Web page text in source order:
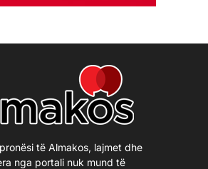
të Almakos, lajmet dhe
nga portali nuk mund të